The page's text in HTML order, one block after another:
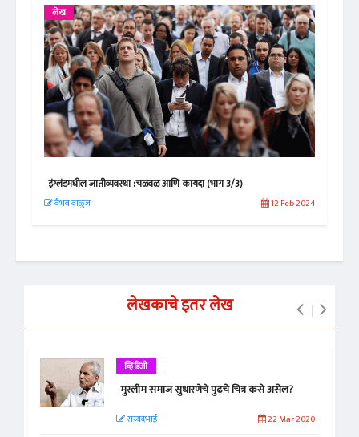
लेख
इंग्लंडमधील जातीव्यवस्था :चळवळ आणि कायदा (भाग 3/3)
वैभव वाळुंज 12 Feb 2024
लेखकाचे इतर लेख
व्हिडिओ
मुस्लीम समाज सुधारणेचे पुढचे चित्र कसे असेल?
सय्यदभाई 22 Mar 2020